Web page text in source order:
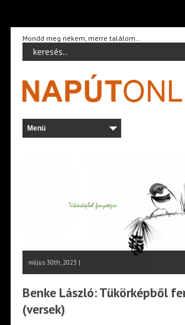
Mondd meg nékem, merre találom…
május 30th, 2023 |
Benke László: Tükörképből
(versek)